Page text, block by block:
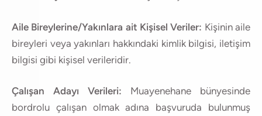
Aile Bireylerine/Yakınlara ait Kişisel Veriler: Kişinin aile
bireyleri veya yakınları hakkındaki kimlik bilgisi, iletişim
bilgisi gibi kişisel verileridir.
Çalışan Adayı Verileri: Muayenehane bünyesinde
bordrolu çalışan olmak adına başvuruda bulunmuş